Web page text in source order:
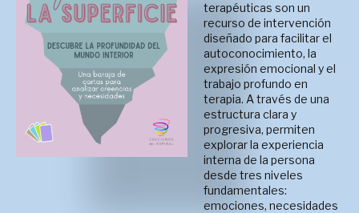
terapéuticas son un
recurso de intervención
diseñado para facilitar el
autoconocimiento, la
expresión emocional y el
trabajo profundo en
terapia. A través de una
estructura clara y
progresiva, permiten
explorar la experiencia
interna de la persona
desde tres niveles
fundamentales:
emociones, necesidades